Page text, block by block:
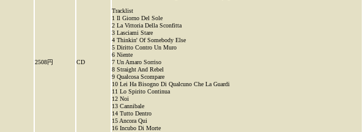
2508円 CD
Tracklist
1 Il Giorno Del Sole
2 La Vittoria Della Sconfitta
3 Lasciami Stare
4 Thinkin' Of Somebody Else
5 Diritto Contro Un Muro
6 Niente
7 Un Amaro Sorriso
8 Straight And Rebel
9 Qualcosa Scompare
10 Lei Ha Bisogno Di Qualcuno Che La Guardi
11 Lo Spirito Continua
12 Noi
13 Cannibale
14 Tutto Dentro
15 Ancora Qui
16 Incubo Di Morte